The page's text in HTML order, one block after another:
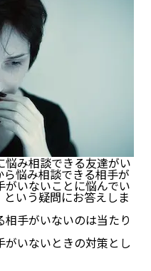
み相談できる友達がい
悩み相談できる相手が
いないことに悩んでい
いう疑問にお答えしま
手がいないのは当たり
いないときの対策とし